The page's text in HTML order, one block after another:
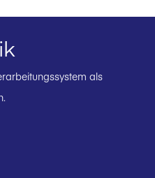
als